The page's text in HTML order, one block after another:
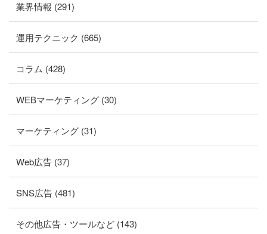
業界情報 (291)
運用テクニック (665)
コラム (428)
WEBマーケティング (30)
マーケティング (31)
Web広告 (37)
SNS広告 (481)
その他広告・ツールなど (143)